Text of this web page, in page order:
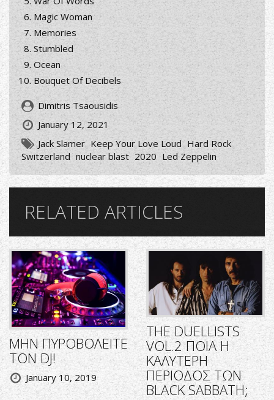
Magic Woman
Memories
Stumbled
Ocean
Bouquet Of Decibels
Dimitris Tsaousidis
January 12, 2021
Jack Slamer Keep Your Love Loud Hard Rock
Switzerland nuclear blast 2020 Led Zeppelin
RELATED ARTICLES
ΜΗΝ ΠΥΡΟΒΟΛΕΙΤΕ
ΤΟΝ DJ!
January 10, 2019
THE DUELLISTS
VOL.2 ΠΟΙΑ Η
ΚΑΛΥΤΕΡΗ
ΠΕΡΙΟΔΟΣ ΤΩΝ
BLACK SABBATH;